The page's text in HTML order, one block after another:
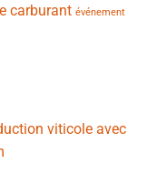
carburant événement
viticole avec